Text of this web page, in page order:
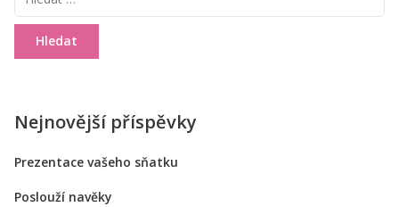
Nejnovější příspěvky
Prezentace vašeho sňatku
Poslouží navěky